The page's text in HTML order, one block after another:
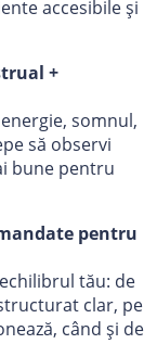
accesibile și
+
somnul,
să observi
bune pentru
pentru
tău: de
clar, pe
când și de